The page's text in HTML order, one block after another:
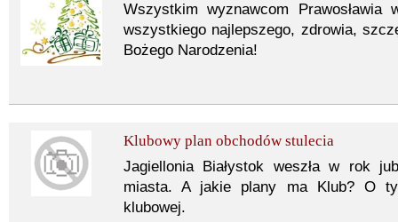
Wszystkim wyznawcom
wszystkiego najlepszego, zdrowia,
Bożego Narodzenia!
Klubowy plan obchodów stulecia
Jagiellonia Białystok weszła w rok
miasta. A jakie plany ma Klub? O
klubowej.